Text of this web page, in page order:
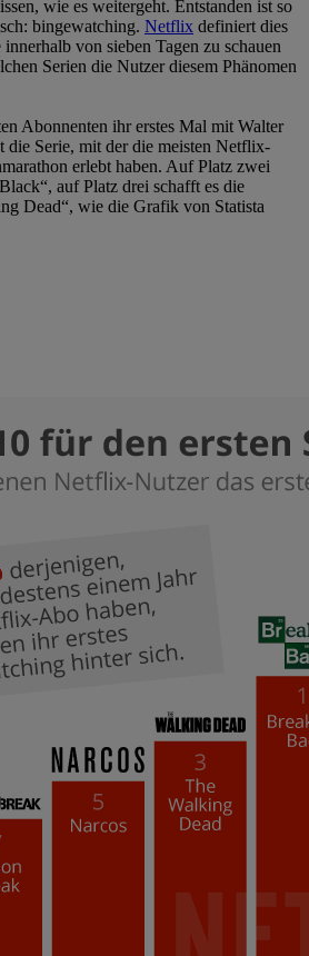
wie es weitergeht. Entstanden ist so
bingewatching. Netflix definiert dies
von sieben Tagen zu schauen
Serien die Nutzer diesem Phänomen
Abonnenten ihr erstes Mal mit Walter
die Serie, mit der die meisten Netflix-
erlebt haben. Auf Platz zwei
auf Platz drei schafft es die
Dead“, wie die Grafik von Statista